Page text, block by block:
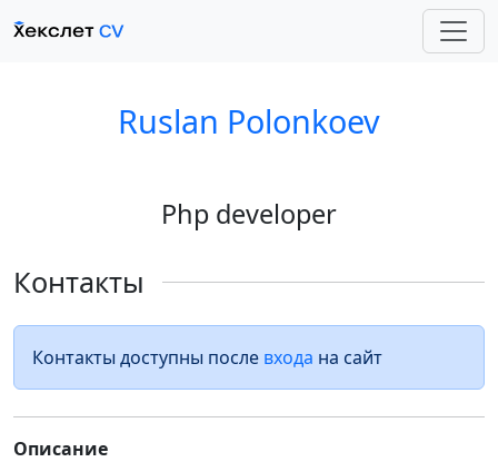
Ruslan Polonkoev
Php developer
Контакты
Контакты доступны после входа на сайт
Описание